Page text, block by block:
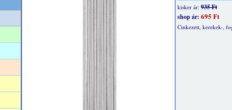
kisker ár: 935 Ft
shop ár: 695 Ft
Cinkezett, kerekek-,